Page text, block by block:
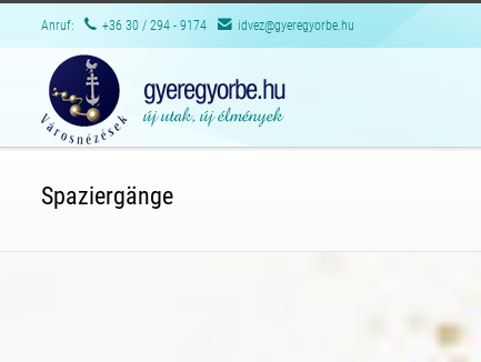
Anruf: +36 30 / 294 - 9174 idvez@gyeregyorbe.hu
Spaziergänge